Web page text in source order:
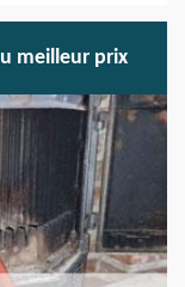
meilleur prix